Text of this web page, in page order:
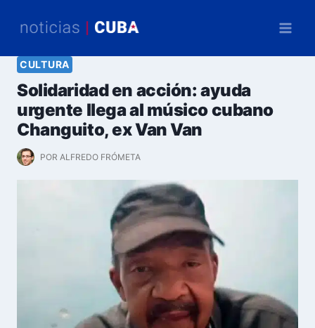
CULTURA
Solidaridad en acción: ayuda
urgente llega al músico cubano
Changuito, ex Van Van
POR ALFREDO FRÓMETA